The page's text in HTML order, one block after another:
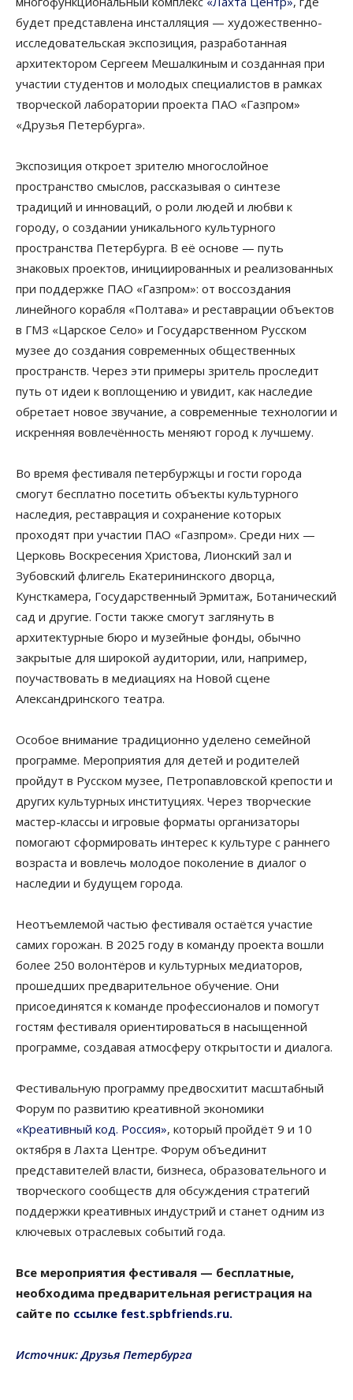
будет представлена инсталляция — художественно-
исследовательская экспозиция, разработанная
архитектором Сергеем Мешалкиным и созданная при
участии студентов и молодых специалистов в рамках
творческой лаборатории проекта ПАО «Газпром»
«Друзья Петербурга».
Экспозиция откроет зрителю многослойное
пространство смыслов, рассказывая о синтезе
традиций и инноваций, о роли людей и любви к
городу, о создании уникального культурного
пространства Петербурга. В её основе — путь
знаковых проектов, инициированных и реализованных
при поддержке ПАО «Газпром»: от воссоздания
линейного корабля «Полтава» и реставрации объектов
в ГМЗ «Царское Село» и Государственном Русском
музее до создания современных общественных
пространств. Через эти примеры зритель проследит
путь от идеи к воплощению и увидит, как наследие
обретает новое звучание, а современные технологии и
искренняя вовлечённость меняют город к лучшему.
Во время фестиваля петербуржцы и гости города
смогут бесплатно посетить объекты культурного
наследия, реставрация и сохранение которых
проходят при участии ПАО «Газпром». Среди них —
Церковь Воскресения Христова, Лионский зал и
Зубовский флигель Екатерининского дворца,
Кунсткамера, Государственный Эрмитаж, Ботанический
сад и другие. Гости также смогут заглянуть в
архитектурные бюро и музейные фонды, обычно
закрытые для широкой аудитории, или, например,
поучаствовать в медиациях на Новой сцене
Александринского театра.
Особое внимание традиционно уделено семейной
программе. Мероприятия для детей и родителей
пройдут в Русском музее, Петропавловской крепости и
других культурных институциях. Через творческие
мастер-классы и игровые форматы организаторы
помогают сформировать интерес к культуре с раннего
возраста и вовлечь молодое поколение в диалог о
наследии и будущем города.
Неотъемлемой частью фестиваля остаётся участие
самих горожан. В 2025 году в команду проекта вошли
более 250 волонтёров и культурных медиаторов,
прошедших предварительное обучение. Они
присоединятся к команде профессионалов и помогут
гостям фестиваля ориентироваться в насыщенной
программе, создавая атмосферу открытости и диалога.
Фестивальную программу предвосхитит масштабный
Форум по развитию креативной экономики
«Креативный код. Россия», который пройдёт 9 и 10
октября в Лахта Центре. Форум объединит
представителей власти, бизнеса, образовательного и
творческого сообществ для обсуждения стратегий
поддержки креативных индустрий и станет одним из
ключевых отраслевых событий года.
Все мероприятия фестиваля — бесплатные,
необходима предварительная регистрация на
сайте по ссылке fest.spbfriends.ru.
Источник: Друзья Петербурга